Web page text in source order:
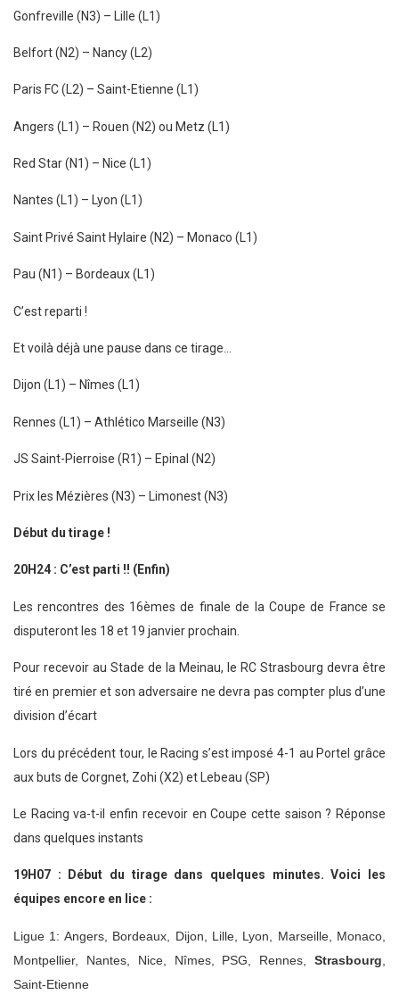
Gonfreville (N3) – Lille (L1)
Belfort (N2) – Nancy (L2)
Paris FC (L2) – Saint-Etienne (L1)
Angers (L1) – Rouen (N2) ou Metz (L1)
Red Star (N1) – Nice (L1)
Nantes (L1) – Lyon (L1)
Saint Privé Saint Hylaire (N2) – Monaco (L1)
Pau (N1) – Bordeaux (L1)
C’est reparti !
Et voilà déjà une pause dans ce tirage…
Dijon (L1) – Nîmes (L1)
Rennes (L1) – Athlético Marseille (N3)
JS Saint-Pierroise (R1) – Epinal (N2)
Prix les Mézières (N3) – Limonest (N3)
Début du tirage !
20H24 : C’est parti !! (Enfin)
Les rencontres des 16èmes de finale de la Coupe de France se
disputeront les 18 et 19 janvier prochain.
Pour recevoir au Stade de la Meinau, le RC Strasbourg devra être
tiré en premier et son adversaire ne devra pas compter plus d’une
division d’écart
Lors du précédent tour, le Racing s’est imposé 4-1 au Portel grâce
aux buts de Corgnet, Zohi (X2) et Lebeau (SP)
Le Racing va-t-il enfin recevoir en Coupe cette saison ? Réponse
dans quelques instants
19H07 : Début du tirage dans quelques minutes. Voici les
équipes encore en lice :
Ligue 1: Angers, Bordeaux, Dijon, Lille, Lyon, Marseille, Monaco,
Montpellier, Nantes, Nice, Nîmes, PSG, Rennes, Strasbourg
Saint-Etienne